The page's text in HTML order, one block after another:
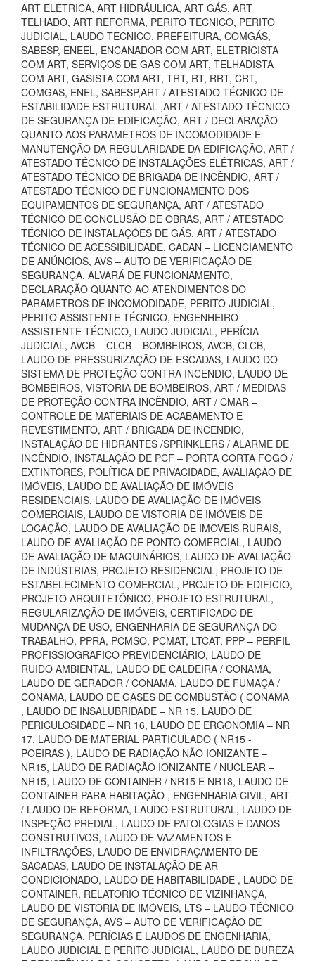
ART ELETRICA, ART HIDRÁULICA, ART GÁS, ART
TELHADO, ART REFORMA, PERITO TECNICO, PERITO
JUDICIAL, LAUDO TECNICO, PREFEITURA, COMGÁS,
SABESP, ENEEL, ENCANADOR COM ART, ELETRICISTA
COM ART, SERVIÇOS DE GAS COM ART, TELHADISTA
COM ART, GASISTA COM ART, TRT, RT, RRT, CRT,
COMGAS, ENEL, SABESP,ART / ATESTADO TÉCNICO DE
ESTABILIDADE ESTRUTURAL ,ART / ATESTADO TÉCNICO
DE SEGURANÇA DE EDIFICAÇÃO, ART / DECLARAÇÃO
QUANTO AOS PARAMETROS DE INCOMODIDADE E
MANUTENÇÃO DA REGULARIDADE DA EDIFICAÇÃO, ART /
ATESTADO TÉCNICO DE INSTALAÇÕES ELÉTRICAS, ART /
ATESTADO TÉCNICO DE BRIGADA DE INCÊNDIO, ART /
ATESTADO TÉCNICO DE FUNCIONAMENTO DOS
EQUIPAMENTOS DE SEGURANÇA, ART / ATESTADO
TÉCNICO DE CONCLUSÃO DE OBRAS, ART / ATESTADO
TÉCNICO DE INSTALAÇÕES DE GÁS, ART / ATESTADO
TÉCNICO DE ACESSIBILIDADE, CADAN – LICENCIAMENTO
DE ANÚNCIOS, AVS – AUTO DE VERIFICAÇÃO DE
SEGURANÇA, ALVARÁ DE FUNCIONAMENTO,
DECLARAÇÃO QUANTO AO ATENDIMENTOS DO
PARAMETROS DE INCOMODIDADE, PERITO JUDICIAL,
PERITO ASSISTENTE TÉCNICO, ENGENHEIRO
ASSISTENTE TÉCNICO, LAUDO JUDICIAL, PERÍCIA
JUDICIAL, AVCB – CLCB – BOMBEIROS, AVCB, CLCB,
LAUDO DE PRESSURIZAÇÃO DE ESCADAS, LAUDO DO
SISTEMA DE PROTEÇÃO CONTRA INCENDIO, LAUDO DE
BOMBEIROS, VISTORIA DE BOMBEIROS, ART / MEDIDAS
DE PROTEÇÃO CONTRA INCÊNDIO, ART / CMAR –
CONTROLE DE MATERIAIS DE ACABAMENTO E
REVESTIMENTO, ART / BRIGADA DE INCENDIO,
INSTALAÇÃO DE HIDRANTES /SPRINKLERS / ALARME DE
INCÊNDIO, INSTALAÇÃO DE PCF – PORTA CORTA FOGO /
EXTINTORES, POLÍTICA DE PRIVACIDADE, AVALIAÇÃO DE
IMÓVEIS, LAUDO DE AVALIAÇÃO DE IMÓVEIS
RESIDENCIAIS, LAUDO DE AVALIAÇÃO DE IMÓVEIS
COMERCIAIS, LAUDO DE VISTORIA DE IMÓVEIS DE
LOCAÇÃO, LAUDO DE AVALIAÇÃO DE IMOVEIS RURAIS,
LAUDO DE AVALIAÇÃO DE PONTO COMERCIAL, LAUDO
DE AVALIAÇÃO DE MAQUINÁRIOS, LAUDO DE AVALIAÇÃO
DE INDÚSTRIAS, PROJETO RESIDENCIAL, PROJETO DE
ESTABELECIMENTO COMERCIAL, PROJETO DE EDIFICIO,
PROJETO ARQUITETÔNICO, PROJETO ESTRUTURAL,
REGULARIZAÇÃO DE IMÓVEIS, CERTIFICADO DE
MUDANÇA DE USO, ENGENHARIA DE SEGURANÇA DO
TRABALHO, PPRA, PCMSO, PCMAT, LTCAT, PPP – PERFIL
PROFISSIOGRAFICO PREVIDENCIÁRIO, LAUDO DE
RUIDO AMBIENTAL, LAUDO DE CALDEIRA / CONAMA,
LAUDO DE GERADOR / CONAMA, LAUDO DE FUMAÇA /
CONAMA, LAUDO DE GASES DE COMBUSTÃO ( CONAMA
, LAUDO DE INSALUBRIDADE – NR 15, LAUDO DE
PERICULOSIDADE – NR 16, LAUDO DE ERGONOMIA – NR
17, LAUDO DE MATERIAL PARTICULADO ( NR15 -
POEIRAS ), LAUDO DE RADIAÇÃO NÃO IONIZANTE –
NR15, LAUDO DE RADIAÇÃO IONIZANTE / NUCLEAR –
NR15, LAUDO DE CONTAINER / NR15 E NR18, LAUDO DE
CONTAINER PARA HABITAÇÃO , ENGENHARIA CIVIL, ART
/ LAUDO DE REFORMA, LAUDO ESTRUTURAL, LAUDO DE
INSPEÇÃO PREDIAL, LAUDO DE PATOLOGIAS E DANOS
CONSTRUTIVOS, LAUDO DE VAZAMENTOS E
INFILTRAÇÕES, LAUDO DE ENVIDRAÇAMENTO DE
SACADAS, LAUDO DE INSTALAÇÃO DE AR
CONDICIONADO, LAUDO DE HABITABILIDADE , LAUDO DE
CONTAINER, RELATORIO TÉCNICO DE VIZINHANÇA,
LAUDO DE VISTORIA DE IMÓVEIS, LTS – LAUDO TÉCNICO
DE SEGURANÇA, AVS – AUTO DE VERIFICAÇÃO DE
SEGURANÇA, PERÍCIAS E LAUDOS DE ENGENHARIA,
LAUDO JUDICIAL E PERITO JUDICIAL, LAUDO DE DUREZA